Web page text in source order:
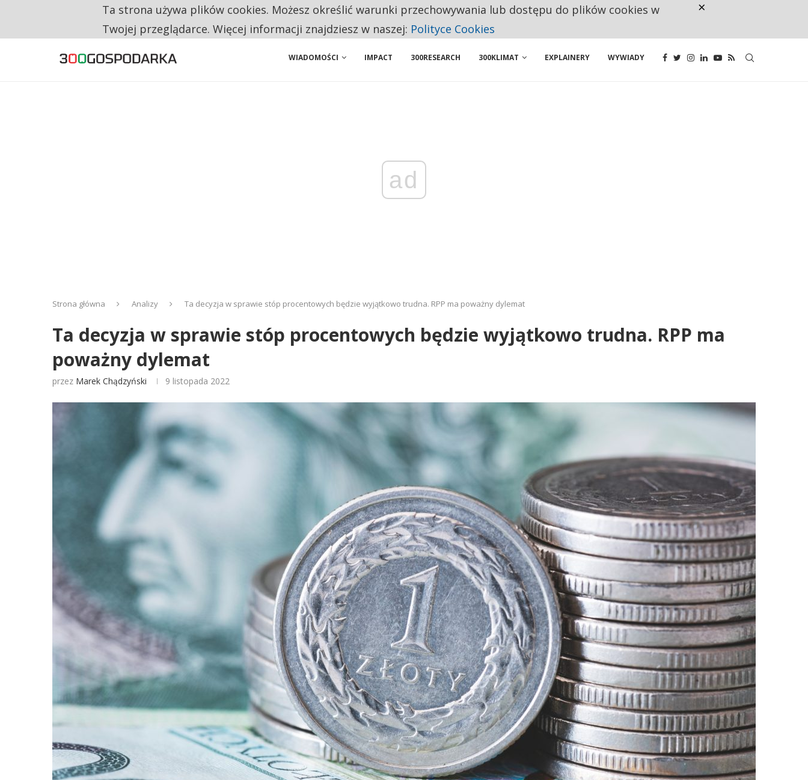
CO TRZECIĄ ZŁOTÓWKĘ Z EMERYTURY SENIORZY PRZEZNACZAJĄ NA PODSTAWOWE ZAKUPY
WIADOMOŚCI IMPACT 300RESEARCH 300KLIMAT EXPLAINERY WYWIADY
ad
Strona główna Analizy Ta decyzja w sprawie stóp procentowych będzie wyjątkowo trudna. RPP ma poważny dylemat
Ta decyzja w sprawie stóp procentowych będzie wyjątkowo trudna. RPP ma
poważny dylemat
przez Marek Chądzyński 9 listopada 2022
Ta strona używa plików cookies. Możesz określić warunki przechowywania lub dostępu do plików cookies w
Twojej przeglądarce. Więcej informacji znajdziesz w naszej: Polityce Cookies
×